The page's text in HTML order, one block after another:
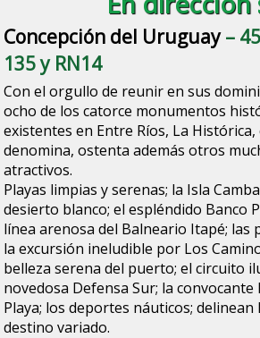
Concepción del Uruguay–
135 y RN14
Con el orgullo de reunir en sus
ocho de los catorce monumentos
existentes en Entre Ríos, La Histórica,
denomina, ostenta además otros
atractivos.
Playas limpias y serenas; la Isla
desierto blanco; el espléndido Banco
línea arenosa del Balneario Itapé; las
la excursión ineludible por Los
belleza serena del puerto; el circuito
novedosa Defensa Sur; la convocante
Playa; los deportes náuticos;
destino variado.